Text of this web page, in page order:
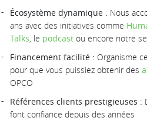
Écosystème dynamique : Nous
ans avec des initiatives comme
Talks , le podcast ou encore notre
Financement facilité : Organisme
pour que vous puissiez obtenir des
OPCO
Références clients prestigieuses :
font confiance depuis des années